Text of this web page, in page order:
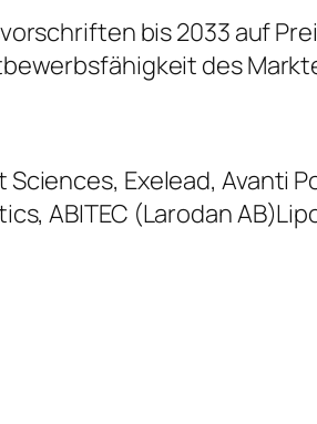
bis 2033 auf
des
Exelead, Avanti
ABITEC (Larodan